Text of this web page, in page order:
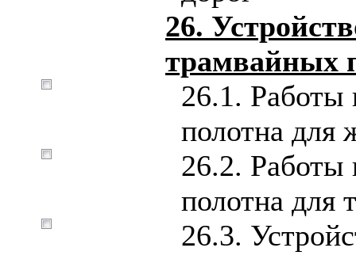
26.
трамвайных
26.1. Работы
полотна для
26.2. Работы
полотна для
26.3.